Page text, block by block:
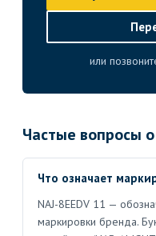
или
Частые вопросы о
Что означает
NAJ-8EEDV 11 —
маркировки бренда.